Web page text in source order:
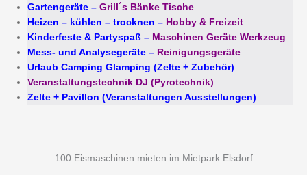
Gartengeräte – Grill´s Bänke Tische
Heizen – kühlen – trocknen – Hobby & Freizeit
Kinderfeste & Partyspaß – Maschinen Geräte Werkzeug
Mess- und Analysegeräte – Reinigungsgeräte
Urlaub Camping Glamping (Zelte + Zubehör)
Veranstaltungstechnik DJ (Pyrotechnik)
Zelte + Pavillon (Veranstaltungen Ausstellungen)
100 Eismaschinen mieten im Mietpark Elsdorf